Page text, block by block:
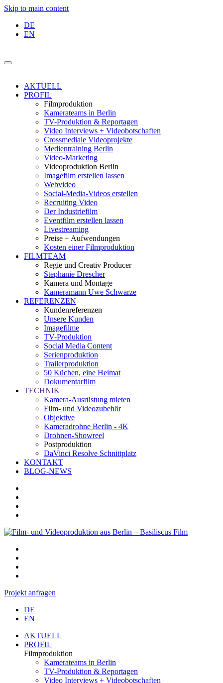
Skip to main content
DE
EN
AKTUELL
PROFIL
Filmproduktion
Kamerateams in Berlin
TV-Produktion & Reportagen
Video Interviews + Videobotschaften
Crossmediale Videoprojekte
Medientraining Berlin
Video-Marketing
Videoproduktion Berlin
Imagefilm erstellen lassen
Webvideo
Social-Media-Videos erstellen
Recruiting Video
Der Industriefilm
Eventfilm erstellen lassen
Livestreaming
Preise + Aufwendungen
Kosten einer Filmproduktion
FILMTEAM
Regie und Creativ Producer
Stephanie Drescher
Kamera und Montage
Kameramann Uwe Schwarze
REFERENZEN
Kundenreferenzen
Unsere Kunden
Imagefilme
TV-Produktion
Social Media Content
Serienproduktion
Trailerproduktion
50 Küchen, eine Heimat
Dokumentarfilm
TECHNIK
Kamera-Ausrüstung mieten
Film- und Videozubehör
Objektive
Kameradrohne Berlin - 4K
Drohnen-Showreel
Postproduktion
DaVinci Resolve Schnittplatz
KONTAKT
BLOG-NEWS
Projekt anfragen
DE
EN
AKTUELL
PROFIL
Filmproduktion
Kamerateams in Berlin
TV-Produktion & Reportagen
Video Interviews + Videobotschaften